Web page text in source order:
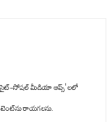
వెబ్ సైట్-సోషల్ మీడియా ఆప్స్' లలో
రాయగలను.